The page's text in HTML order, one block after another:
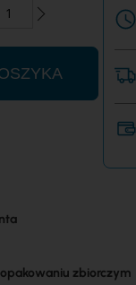
zbiorczym